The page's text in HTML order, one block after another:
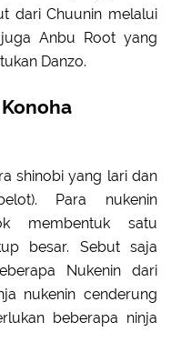
dari Chuunin melalui
Anbu Root yang
Danzo.
shinobi yang lari dan
Para nukenin
membentuk satu
besar. Sebut saja
Nukenin dari
nukenin cenderung
beberapa ninja